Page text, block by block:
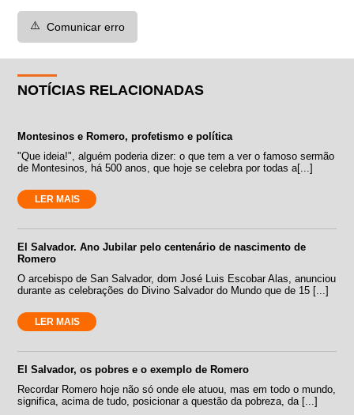
⚠️ Comunicar erro
NOTÍCIAS RELACIONADAS
Montesinos e Romero, profetismo e política
"Que ideia!", alguém poderia dizer: o que tem a ver o famoso sermão
de Montesinos, há 500 anos, que hoje se celebra por todas a[...]
LER MAIS
El Salvador. Ano Jubilar pelo centenário de nascimento de
Romero
O arcebispo de San Salvador, dom José Luis Escobar Alas, anunciou
durante as celebrações do Divino Salvador do Mundo que de 15 [...]
LER MAIS
El Salvador, os pobres e o exemplo de Romero
Recordar Romero hoje não só onde ele atuou, mas em todo o mundo,
significa, acima de tudo, posicionar a questão da pobreza, da [...]